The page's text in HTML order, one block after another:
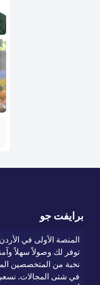
برايفت جو
المنصة الأولى في
توفر لك وصولاً سهلاً
نخبة من المتخصصين
في شتى المجالات.